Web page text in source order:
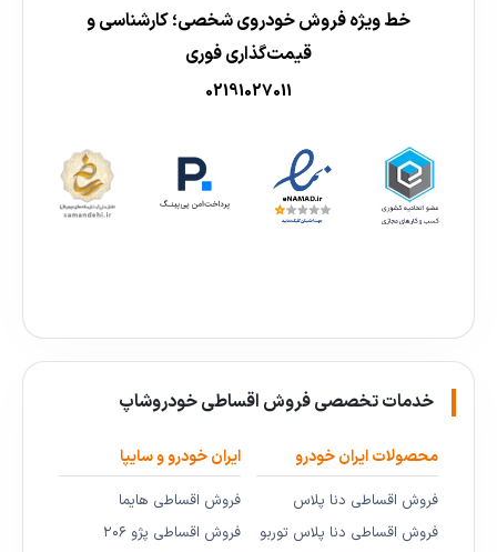
خط ویژه فروش خودروی شخصی؛ کارشناسی و
قیمت‌گذاری فوری
02191027011
خدمات تخصصی فروش اقساطی خودروشاپ
محصولات ایران خودرو
فروش اقساطی دنا پلاس
فروش اقساطی دنا پلاس توربو
ایران خودرو و سایپا
فروش اقساطی هایما
فروش اقساطی پژو ۲۰۶